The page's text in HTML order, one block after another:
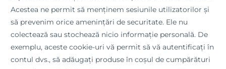
Acestea ne permit să menținem sesiunile utilizatorilor și
să prevenim orice amenințări de securitate. Ele nu
colectează sau stochează nicio informație personală. De
exemplu, aceste cookie-uri vă permit să vă autentificați în
contul dvs., să adăugați produse în coșul de cumpărături